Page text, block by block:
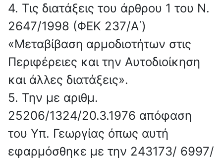
4. Τις διατάξεις του άρθρου 1 του Ν.
2647/1998 (ΦΕΚ 237/Α΄)
«Μεταβίβαση αρμοδιοτήτων στις
Περιφέρειες και την Αυτοδιοίκηση
και άλλες διατάξεις».
5. Την με αριθμ.
25206/1324/20.3.1976 απόφαση
του Υπ. Γεωργίας όπως αυτή
εφαρμόσθηκε με την 243173/ 6997/